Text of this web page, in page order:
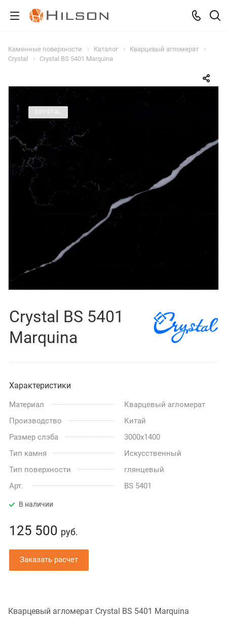
Каменные поверхности Каталог
Кварцевый агломерат
Crystal
Crystal BS 5401 Marquina
CRYSTAL
Crystal BS 5401
Marquina
Характеристики
Материал
Кварцевый агломерат
Производство
Китай
Размер слэба
3000x1400
Тип камня
Искусственный
Тип поверхности
глянцевый
Арт.
BS 5401
В наличии
125 500 руб.
Заказать расчет
Кварцевый агломерат Crystal BS 5401 Marquina